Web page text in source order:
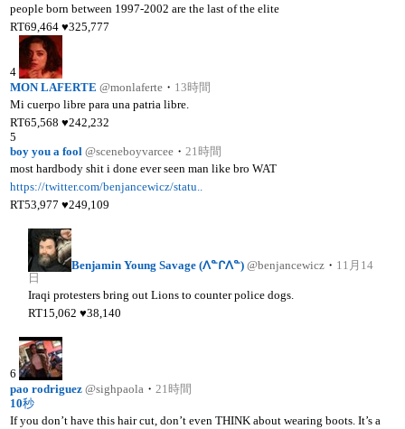
people born between 1997-2002 are the last of the elite
RT69,464♥325,777
4
MON LAFERTE @monlaferte ・ 13時間
Mi cuerpo libre para una patria libre.
RT65,568♥242,232
5
boy you a fool @sceneboyvarcee ・21時間
most hardbody shit i done ever seen man like bro WAT
https://twitter.com/benjancewicz/statu..
RT53,977♥249,109
Benjamin Young Savage (ᐱᓐᒋᐱᓐ) @benjancewicz ・ 11月14
日
Iraqi protesters bring out Lions to counter police dogs.
RT15,062♥38,140
6
pao rodriguez @sighpaola ・21時間
10秒
If you don’t have this hair cut, don’t even THINK about wearing boots. It’s a